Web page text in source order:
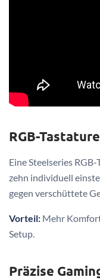
RGB-
Eine Steelseries
zehn individuell
gegen verschüttete
Vorteil: Mehr
Setup.
Präzise